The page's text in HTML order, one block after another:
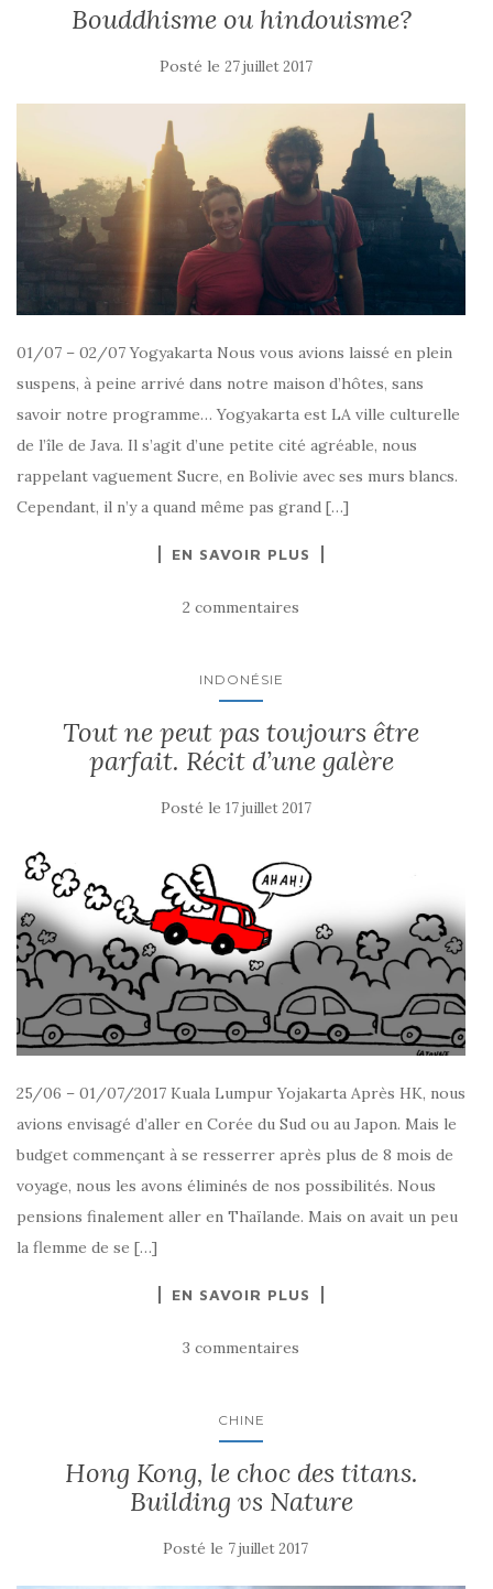
Bouddhisme ou hindouisme?
Posté le 27 juillet 2017
01/07 – 02/07 Yogyakarta Nous vous avions laissé en plein
suspens, à peine arrivé dans notre maison d’hôtes, sans
savoir notre programme… Yogyakarta est LA ville culturelle
de l’île de Java. Il s’agit d’une petite cité agréable, nous
rappelant vaguement Sucre, en Bolivie avec ses murs blancs.
Cependant, il n’y a quand même pas grand […]
EN SAVOIR PLUS
2 commentaires
INDONÉSIE
Tout ne peut pas toujours être
parfait. Récit d’une galère
Posté le 17 juillet 2017
25/06 – 01/07/2017 Kuala Lumpur Yojakarta Après HK, nous
avions envisagé d’aller en Corée du Sud ou au Japon. Mais le
budget commençant à se resserrer après plus de 8 mois de
voyage, nous les avons éliminés de nos possibilités. Nous
pensions finalement aller en Thaïlande. Mais on avait un peu
la flemme de se […]
EN SAVOIR PLUS
3 commentaires
CHINE
Hong Kong, le choc des titans.
Building vs Nature
Posté le 7 juillet 2017